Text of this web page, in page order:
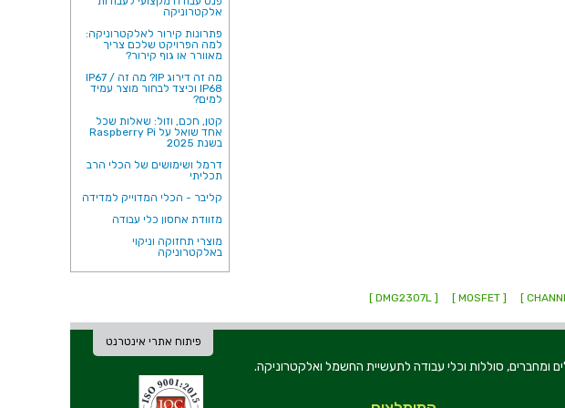
אלקטרוניקה
פתרונות קירור לאלקטרוניקה:
למה הפרויקט שלכם צריך
מאוורר או גוף קירור?
מה זה דירוג IP? מה זה IP67 /
IP68 וכיצד לבחור מוצר עמיד
למים?
קטן, חכם, וזול: שאלות שכל
אחד שואל על Raspberry Pi
בשנת 2025
דרמל ושימושים של הכלי הרב
תכליתי
קליבר - הכלי המדוייק למדידה
מזוודת אחסון כלי עבודה
מוצרי תחזוקה וניקוי
באלקטרוניקה
[ MOSFET ]
[ DMG2307L ]
פיתוח אתרי אינטרנט
ציוד בדיקה, כבלים ומחברים, סוללות וכלי עבודה לתעשיית החשמל ואלקטרוניקה.